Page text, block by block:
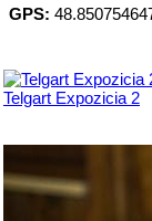
GPS:
Telgart Expozicia 2